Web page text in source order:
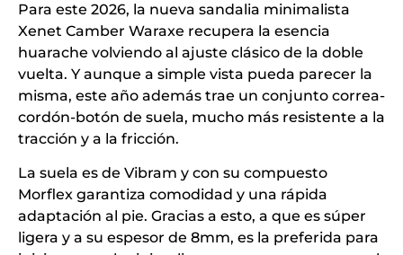
Para este 2026, la nueva sandalia minimalista
Xenet Camber Waraxe recupera la esencia
huarache volviendo al ajuste clásico de la doble
vuelta. Y aunque a simple vista pueda parecer la
misma, este año además trae un conjunto correa-
cordón-botón de suela, mucho más resistente a la
tracción y a la fricción.
La suela es de Vibram y con su compuesto
Morflex garantiza comodidad y una rápida
adaptación al pie. Gracias a esto, a que es súper
ligera y a su espesor de 8mm, es la preferida para